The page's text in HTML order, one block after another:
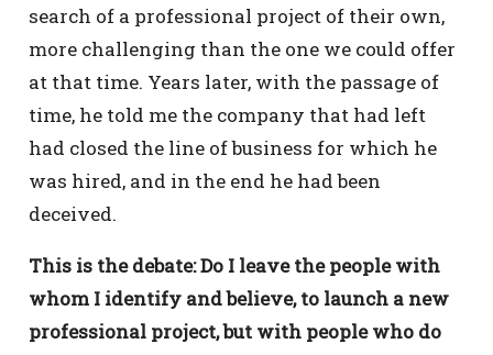
search of a professional project of their own,
more challenging than the one we could offer
at that time. Years later, with the passage of
time, he told me the company that had left
had closed the line of business for which he
was hired, and in the end he had been
deceived.
This is the debate: Do I leave the people with
whom I identify and believe, to launch a new
professional project, but with people who do